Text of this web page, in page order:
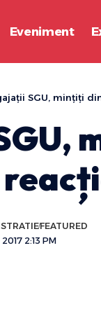
Eveniment
SGU, minţiţi
2:13 PM
FEATURED